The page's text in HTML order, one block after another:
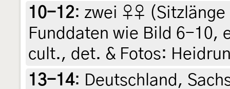
10-12: zwei ♀♀ (Sitzlänge
Funddaten wie Bild 6-10,
cult., det. & Fotos:
13-14: Deutschland,